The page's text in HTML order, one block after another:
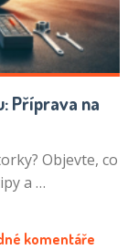
Příprava na
Objevte, co
a …
komentáře